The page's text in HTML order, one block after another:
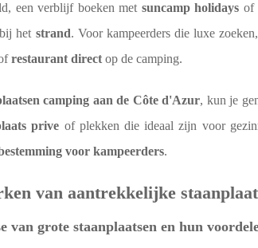
een verblijf boeken met suncamp holidays of
het strand. Voor kampeerders die luxe
restaurant direct op de camping.
camping aan de Côte d'Azur, kun je
prive of plekken die ideaal zijn voor
voor kampeerders.
van aantrekkelijke
van grote staanplaatsen en hun